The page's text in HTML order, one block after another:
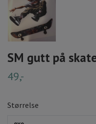
SM gutt på
49,-
Størrelse